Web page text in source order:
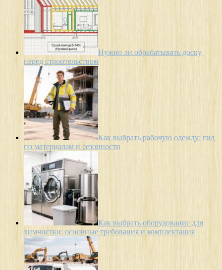
Нужно ли обрабатывать доску
перед строительством
Как выбрать рабочую одежду: гид
по материалам и сезонности
Как выбрать оборудование для
химчистки: основные требования и комплектация